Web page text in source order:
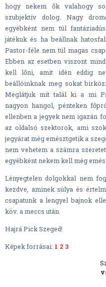
hogy nekem ők valahogy
szubjektív dolog. Nagy
egyébként nem túl
játékuk és ha beállnak
Pastor-féle nem túl magas
Ebben az esetben viszont
kell lőni, amit idén eddig
beállóinknak meg sokat
Meglátjuk mit talál ki a mi
nagyon hangol, pénteken
ellenben a jegyek nem igazán
az oldalsó szektorok, ami
jegyárat még emésztgetik a
nem vehetem a számra
egyébként nekem kell még
Lényegtelen dolgokkal nem
kezdve, aminek súlya és
csapatunk a lengyel bajnok
köv. a meccs után.
Hajrá Pick Szeged!
Képek forrásai: 1 2 3